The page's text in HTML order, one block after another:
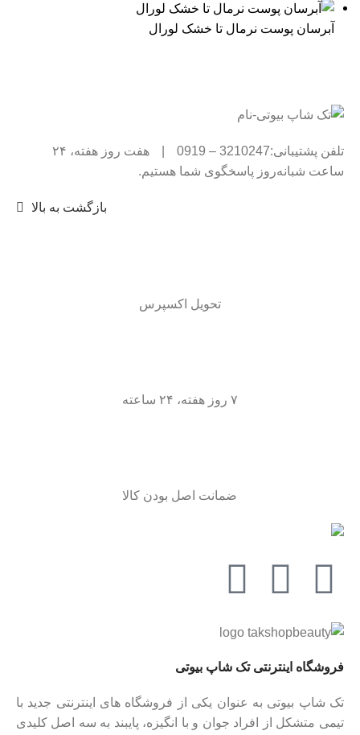
آبرسان پوست نرمال تا خشک لورال
تلفن پشتیبانی:3210247 – 0919
هفت روز هفته، ۲۴
ساعت شبانه‌روز پاسخگوی شما هستیم.
بازگشت به بالا
تحویل اکسپرس
۷ روز هفته، ۲۴ ساعته
ضمانت اصل بودن کالا
فروشگاه اینترنتی تک شاپ بیوتی
تک شاپ بیوتی به عنوان یکی از فروشگاه های اینترنتی جدید با
تیمی متشکل از افراد جوان و با انگیزه، پایبند به سه اصل کلیدی